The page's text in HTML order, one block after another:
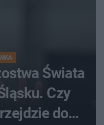
Świata
Czy
do